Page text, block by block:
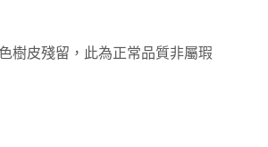
樹皮殘留，此為正常品質非屬瑕